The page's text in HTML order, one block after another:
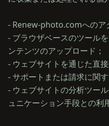
- Renew-photo.comへのア
- ブラウザベースのツール
ンテンツのアップロード；
- ウェブサイトを通じた直接
- サポートまたは請求に関
- ウェブサイトの分析ツー